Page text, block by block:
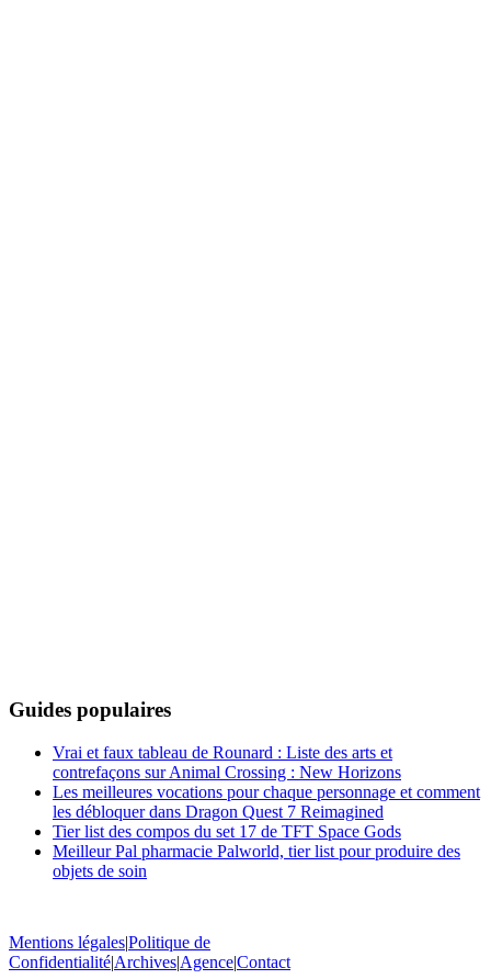
Guides populaires
Vrai et faux tableau de Rounard : Liste des arts et
contrefaçons sur Animal Crossing : New Horizons
Les meilleures vocations pour chaque personnage et comment
les débloquer dans Dragon Quest 7 Reimagined
Tier list des compos du set 17 de TFT Space Gods
Meilleur Pal pharmacie Palworld, tier list pour produire des
objets de soin
Mentions légales|Politique de
Confidentialité|Archives|Agence|Contact